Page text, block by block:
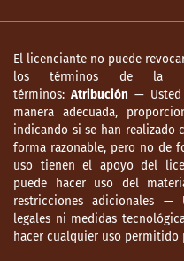
Sánchez, G. A.
revolución, el cine
Sansores & Aljure
Secretaría de
General de
industrial de los
México: Secretaría
Sousa, M. (1946).
de las obras
El licenciante no puede
los términos de la
términos: Atribución —
manera adecuada,
indicando si se han realizado
forma razonable, pero no de
uso tienen el apoyo del
puede hacer uso del
restricciones adicionales
legales ni medidas
hacer cualquier uso permitido